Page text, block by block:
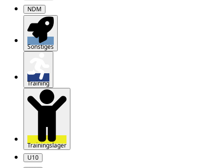
NDM
Sonstiges
Training
Trainingslager
U10